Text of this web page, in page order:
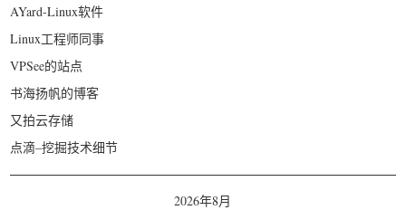
AYard-Linux软件
Linux工程师同事
VPSee的站点
书海扬帆的博客
又拍云存储
点滴–挖掘技术细节
2026年8月